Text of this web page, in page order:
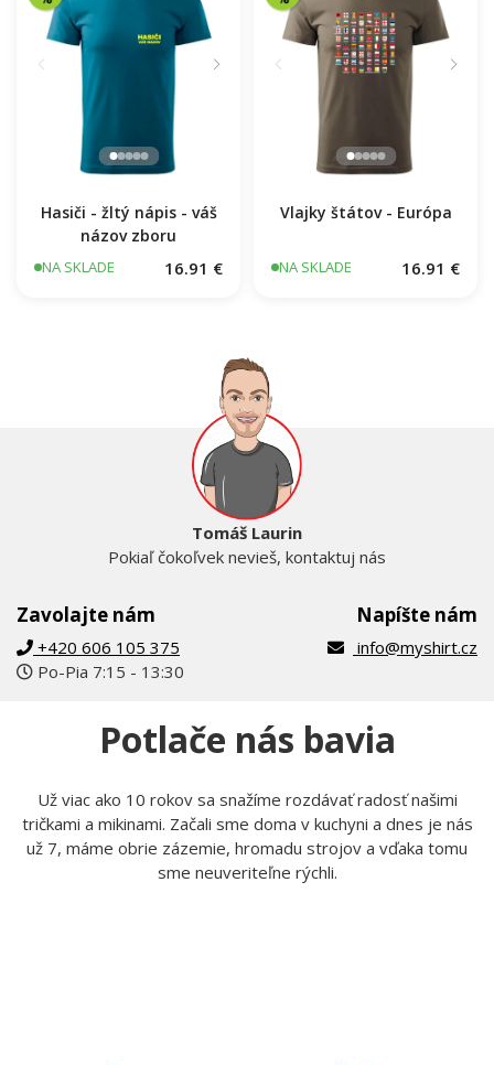
Hasiči - žltý nápis - váš
názov zboru
NA SKLADE 16.91 €
Vlajky štátov - Európa
NA SKLADE 16.91 €
Zavolajte nám
+420 606 105 375
Po-Pia 7:15 - 13:30
Tomáš Laurin
Pokiaľ čokoľvek nevieš, kontaktuj nás
Napíšte nám
info@myshirt.cz
Potlače nás bavia
Už viac ako 10 rokov sa snažíme rozdávať radosť našimi
tričkami a mikinami. Začali sme doma v kuchyni a dnes je nás
už 7, máme obrie zázemie, hromadu strojov a vďaka tomu
sme neuveriteľne rýchli.